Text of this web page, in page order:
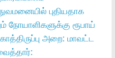
புதியதாக
நோயாளிகளுக்கு ரூபாய்
அறை: மாவட்ட